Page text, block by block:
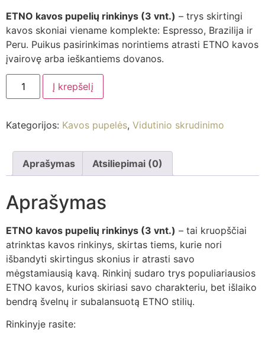
ETNO kavos pupelių rinkinys (3 vnt.) – trys skirtingi
kavos skoniai viename komplekte: Espresso, Brazilija ir
Peru. Puikus pasirinkimas norintiems atrasti ETNO kavos
įvairovę arba ieškantiems dovanos.
Į krepšelį
Kategorijos: Kavos pupelės, Vidutinio skrudinimo
Aprašymas Atsiliepimai (0)
Aprašymas
ETNO kavos pupelių rinkinys (3 vnt.) – tai kruopščiai
atrinktas kavos rinkinys, skirtas tiems, kurie nori
išbandyti skirtingus skonius ir atrasti savo
mėgstamiausią kavą. Rinkinį sudaro trys populiariausios
ETNO kavos, kurios skiriasi savo charakteriu, bet išlaiko
bendrą švelnų ir subalansuotą ETNO stilių.
Rinkinyje rasite: